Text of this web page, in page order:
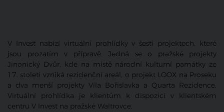
V Invest nabízí virtuální prohlídky v šesti projektech, které
jsou prozatím v přípravě. Jedná se o pražské projekty
Jinonický Dvůr, kde na místě národní kulturní památky ze
17. století vzniká rezidenční areál, o projekt LOOX na Proseku
a dva menší projekty Vila Bořislavka a Quarta Rezidence.
Virtuální prohlídka je klientům k dispozici v klientském
centru V Invest na pražské Waltrovce.